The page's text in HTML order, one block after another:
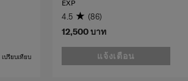
เปรียบเทียบ
12,500 บาท
แจ้งเตือน
EXP
4.5 (86)